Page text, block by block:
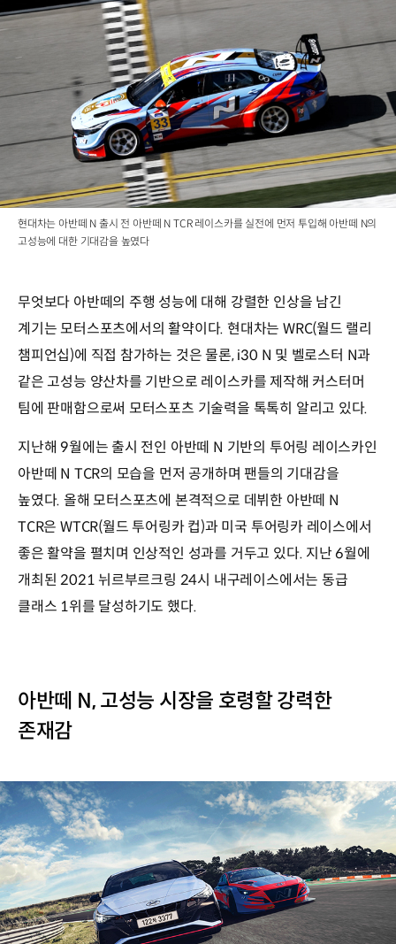
현대차는 아반떼 N 출시 전 아반떼 N TCR 레이스카를 실전에 먼저 투입해 아반떼 N의
고성능에 대한 기대감을 높였다
무엇보다 아반떼의 주행 성능에 대해 강렬한 인상을 남긴
계기는 모터스포츠에서의 활약이다. 현대차는 WRC(월드 랠리
챔피언십)에 직접 참가하는 것은 물론, i30 N 및 벨로스터 N과
같은 고성능 양산차를 기반으로 레이스카를 제작해 커스터머
팀에 판매함으로써 모터스포츠 기술력을 톡톡히 알리고 있다.
지난해 9월에는 출시 전인 아반떼 N 기반의 투어링 레이스카인
아반떼 N TCR의 모습을 먼저 공개하며 팬들의 기대감을
높였다. 올해 모터스포츠에 본격적으로 데뷔한 아반떼 N
TCR은 WTCR(월드 투어링카 컵)과 미국 투어링카 레이스에서
좋은 활약을 펼치며 인상적인 성과를 거두고 있다. 지난 6월에
개최된 2021 뉘르부르크링 24시 내구레이스에서는 동급
클래스 1위를 달성하기도 했다.
아반떼 N, 고성능 시장을 호령할 강력한
존재감